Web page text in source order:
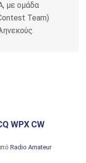
με ομάδα
Team)
WPX CW
Radio Amateur